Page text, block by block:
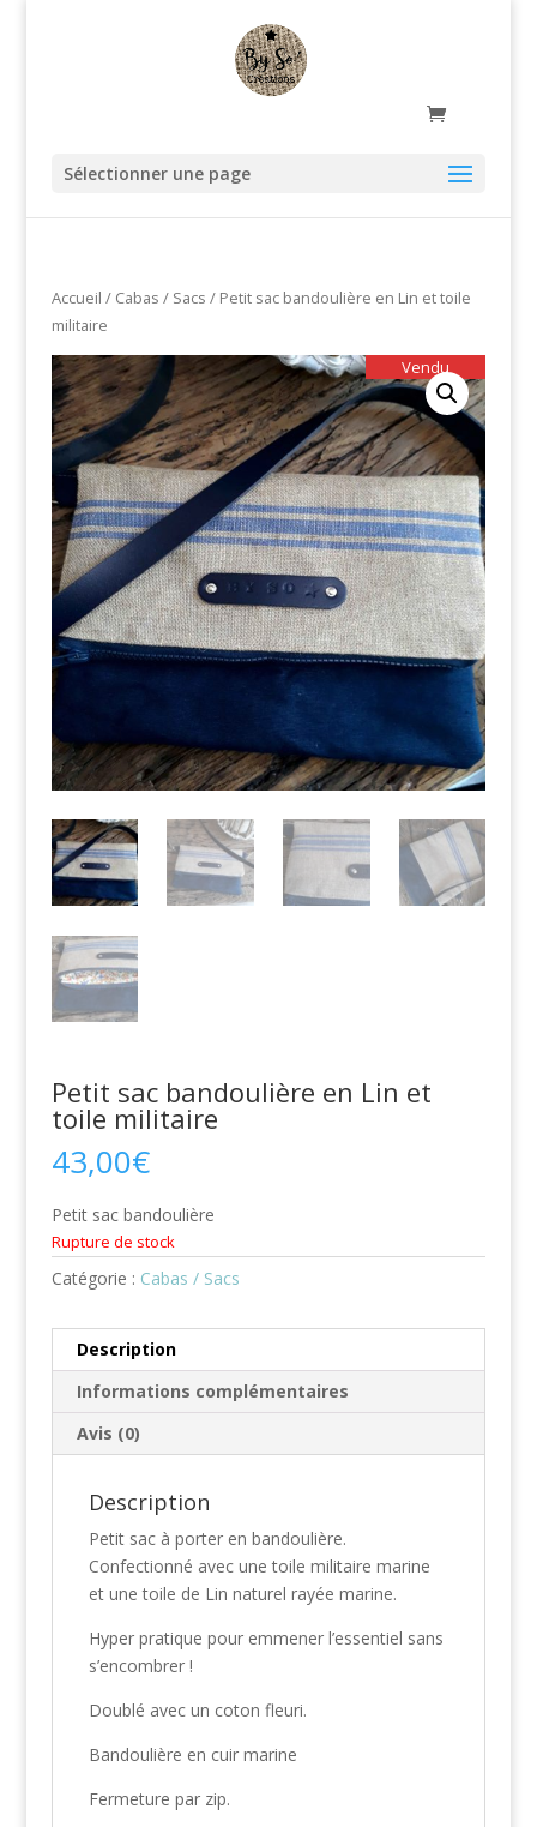
Sélectionner une page
Accueil / Cabas / Sacs / Petit sac bandoulière en Lin et toile
militaire
Vendu
Petit sac bandoulière en Lin et
toile militaire
43,00€
Petit sac bandoulière
Rupture de stock
Catégorie : Cabas / Sacs
Description
Informations complémentaires
Avis (0)
Description
Petit sac à porter en bandoulière.
Confectionné avec une toile militaire marine
et une toile de Lin naturel rayée marine.
Hyper pratique pour emmener l’essentiel sans
s’encombrer !
Doublé avec un coton fleuri.
Bandoulière en cuir marine
Fermeture par zip.